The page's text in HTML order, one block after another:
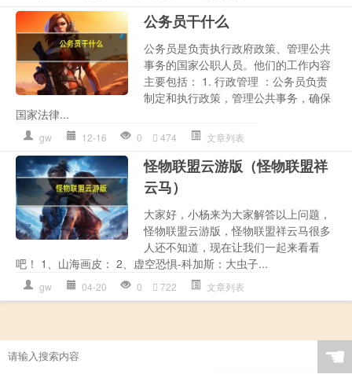
公务员干什么
公务员是负责执行政府政策、管理公共
事务的国家公职人员。他们的工作内容
主要包括： 1. 行政管理 ：公务员负责
制定和执行政策，管理公共事务，确保
国家法律...
gw 12-16 0 474 文章列表
怪物联盟云游版（怪物联盟祥
云马）
大家好，小杨来为大家解答以上问题，
怪物联盟云游版，怪物联盟祥云马很多
人还不知道，现在让我们一起来看看
吧！ 1、山海画皮： 2、虚空恐惧-科加斯：大虫子...
gw 04-20 0 722 文章列表
☚